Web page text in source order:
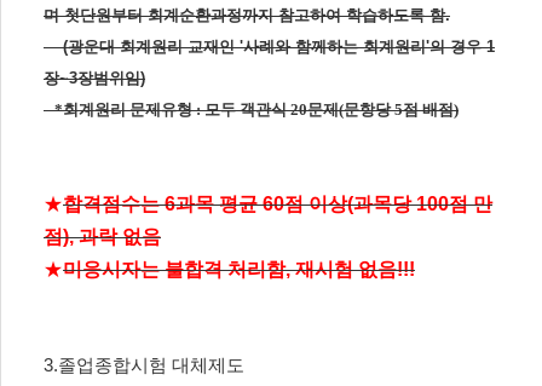
며첫단원부터 회계순환과정까지 참고하여 학습하도록 함.
(광운대 회계원리 교재인 '사례와 함께하는 회계원리'의 경우 1
장~3장범위임)
*회계원리 문제유형 : 모두 객관식 20문제(문항당 5점 배점)
★합격점수는6과목 평균60점 이상(과목당100점 만
점),과락 없음
★미응시자는 불합격 처리함,재시험 없음!!!
3.졸업종합시험 대체제도